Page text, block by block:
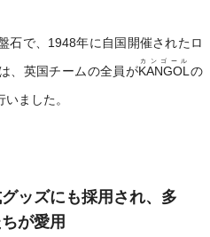
石で、1948年に自国開催されたロ
、英国チームの全員がKANGOL
カンゴール
の
ました。
ッズにも採用され、多
が愛用